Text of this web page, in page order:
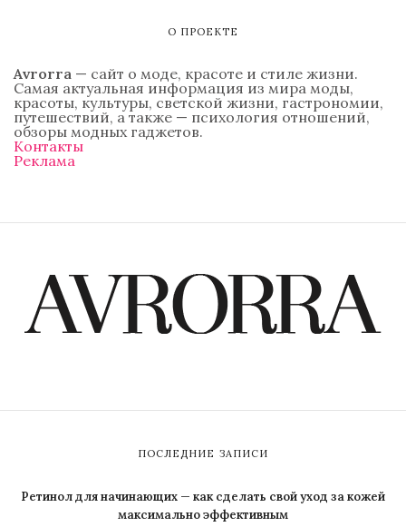
О ПРОЕКТЕ
Avrorra — сайт о моде, красоте и стиле жизни.
Самая актуальная информация из мира моды,
красоты, культуры, светской жизни, гастрономии,
путешествий, а также — психология отношений,
обзоры модных гаджетов.
Контакты
Реклама
ПОСЛЕДНИЕ ЗАПИСИ
Ретинол для начинающих — как сделать свой уход за кожей
максимально эффективным